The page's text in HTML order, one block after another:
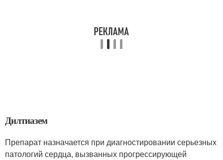
Дилтиазем
Препарат назначается при диагностировании серьезных
патологий сердца, вызванных прогрессирующей